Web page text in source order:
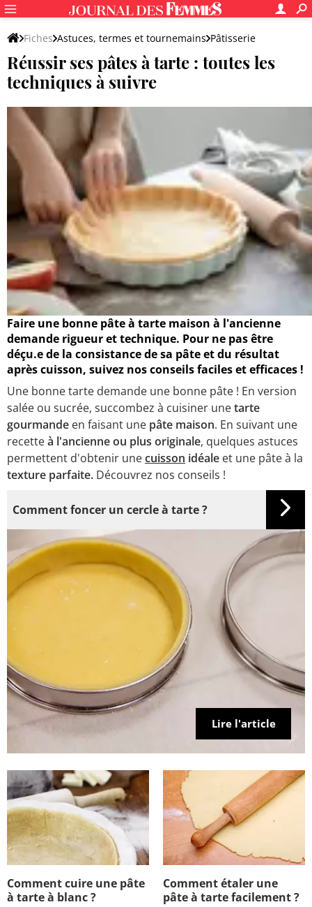
Fiches Astuces, termes et tournemains Pâtisserie
Réussir ses pâtes à tarte : toutes les
techniques à suivre
Faire une bonne pâte à tarte maison à l'ancienne
demande rigueur et technique. Pour ne pas être
déçu.e de la consistance de sa pâte et du résultat
après cuisson, suivez nos conseils faciles et efficaces !
Une bonne tarte demande une bonne pâte ! En version
salée ou sucrée, succombez à cuisiner unetarte
gourmande en faisant une pâte maison. En suivant une
recetteà l'ancienne ou plus originale, quelques astuces
permettent d'obtenir unecuisson idéale et une pâte à la
texture parfaite. Découvrez nos conseils !
Lire l'article
Comment foncer un cercle à tarte ?
Comment cuire une pâte
à tarte à blanc ?
Comment étaler une
pâte à tarte facilement ?